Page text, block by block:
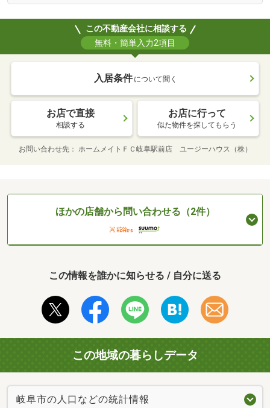
この不動産会社に相談する
無料・簡単入力2項目
入居条件 について聞く
お店で直接
相談する
お店に行って
似た物件を探してもらう
お問い合わせ先 ホームメイトＦＣ岐阜駅前店 ユージーハウス（株）
ほかの店舗から問い合わせる（2件）
この情報を誰かに知らせる / 自分に送る
この地域の暮らしデータ
岐阜市の人口などの統計情報